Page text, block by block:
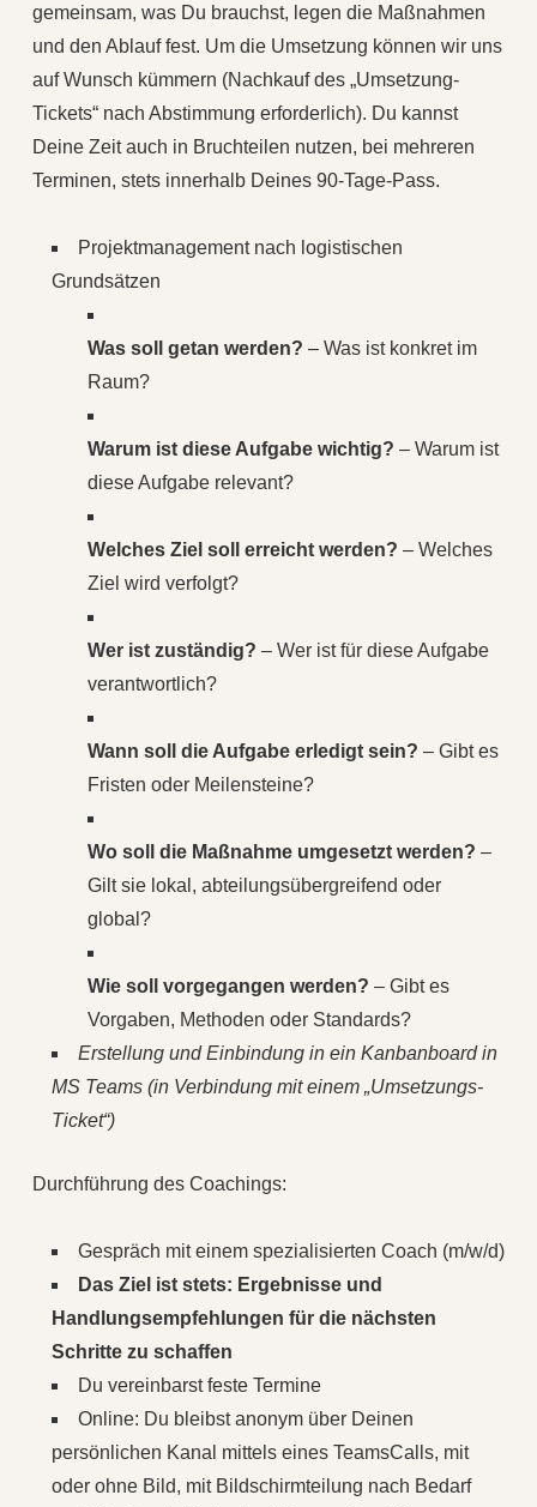
gemeinsam, was Du brauchst, legen die Maßnahmen
und den Ablauf fest. Um die Umsetzung können wir uns
auf Wunsch kümmern (Nachkauf des „Umsetzung-
Tickets“ nach Abstimmung erforderlich). Du kannst
Deine Zeit auch in Bruchteilen nutzen, bei mehreren
Terminen, stets innerhalb Deines 90-Tage-Pass.
Projektmanagement nach logistischen
Grundsätzen
Was soll getan werden? – Was ist konkret im
Raum?
Warum ist diese Aufgabe wichtig? – Warum ist
diese Aufgabe relevant?
Welches Ziel soll erreicht werden? – Welches
Ziel wird verfolgt?
Wer ist zuständig? – Wer ist für diese Aufgabe
verantwortlich?
Wann soll die Aufgabe erledigt sein? – Gibt es
Fristen oder Meilensteine?
Wo soll die Maßnahme umgesetzt werden? –
Gilt sie lokal, abteilungsübergreifend oder
global?
Wie soll vorgegangen werden? – Gibt es
Vorgaben, Methoden oder Standards?
Erstellung und Einbindung in ein Kanbanboard in
MS Teams (in Verbindung mit einem „Umsetzungs-
Ticket“)
Durchführung des Coachings:
Gespräch mit einem spezialisierten Coach (m/w/d)
Das Ziel ist stets: Ergebnisse und
Handlungsempfehlungen für die nächsten
Schritte zu schaffen
Du vereinbarst feste Termine
Online: Du bleibst anonym über Deinen
persönlichen Kanal mittels eines TeamsCalls, mit
oder ohne Bild, mit Bildschirmteilung nach Bedarf